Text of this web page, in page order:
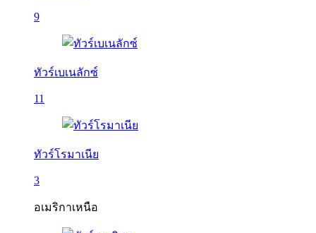
9
ทัวร์เบเนลักซ์
11
ทัวร์โรมาเนีย
3
อเมริกาเหนือ